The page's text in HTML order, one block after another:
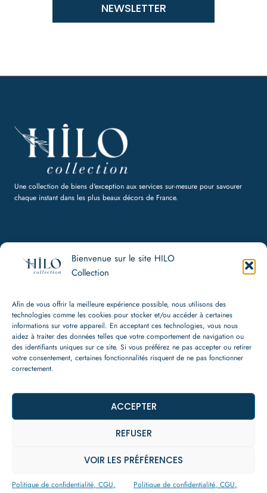
Bienvenue sur le site HILO
Collection
Afin de vous offrir la meilleure expérience possible, nous utilisons des
technologies comme les cookies pour stocker et/ou accéder à certaines
informations sur votre appareil. En acceptant ces technologies, vous nous
aidez à traiter des données telles que votre comportement de navigation ou
des identifiants uniques sur ce site. Si vous préférez ne pas accepter ou retirer
votre consentement, certaines fonctionnalités risquent de ne pas fonctionner
correctement.
ACCEPTER
REFUSER
VOIR LES PRÉFÉRENCES
Politique de confidentialité, CGU,
Politique de confidentialité, CGU,
NEWSLETTER
Une collection de biens d'exception aux services sur-mesure pour savourer
chaque instant dans les plus beaux décors de France.
HILO Collection
Mentions légales
Contact
+33 (0) 7 80 91 94 95
hello@hilo-collection.com
© 2026 HILO Collection